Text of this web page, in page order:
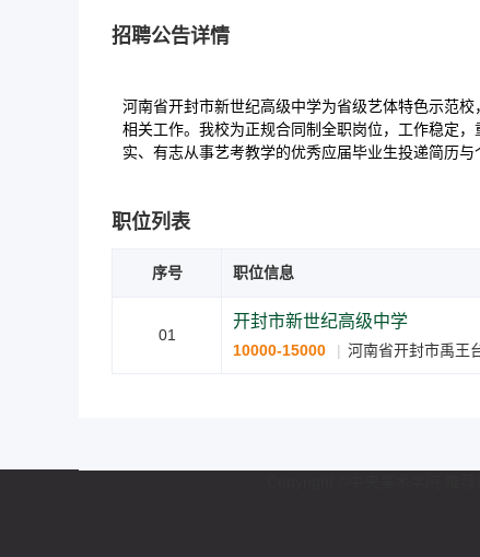
招聘公告详情
河南省开封市新世纪高级中学为省级艺体特色示范
相关工作。我校为正规合同制全职岗位，工作稳定
实、有志从事艺考教学的优秀应届毕业生投递简历与
职位列表
序号 职位信息
01
开封市新世纪高级中学
10000-15000 河南省开封市禹王